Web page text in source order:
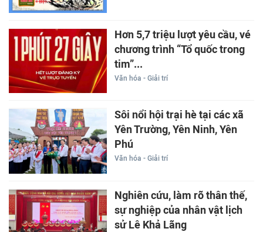
Hơn 5,7 triệu lượt yêu cầu, vé
chương trình “Tổ quốc trong
tim”...
Văn hóa - Giải trí
Sôi nổi hội trại hè tại các xã
Yên Trường, Yên Ninh, Yên
Phú
Văn hóa - Giải trí
Nghiên cứu, làm rõ thân thế,
sự nghiệp của nhân vật lịch
sử Lê Khả Lãng